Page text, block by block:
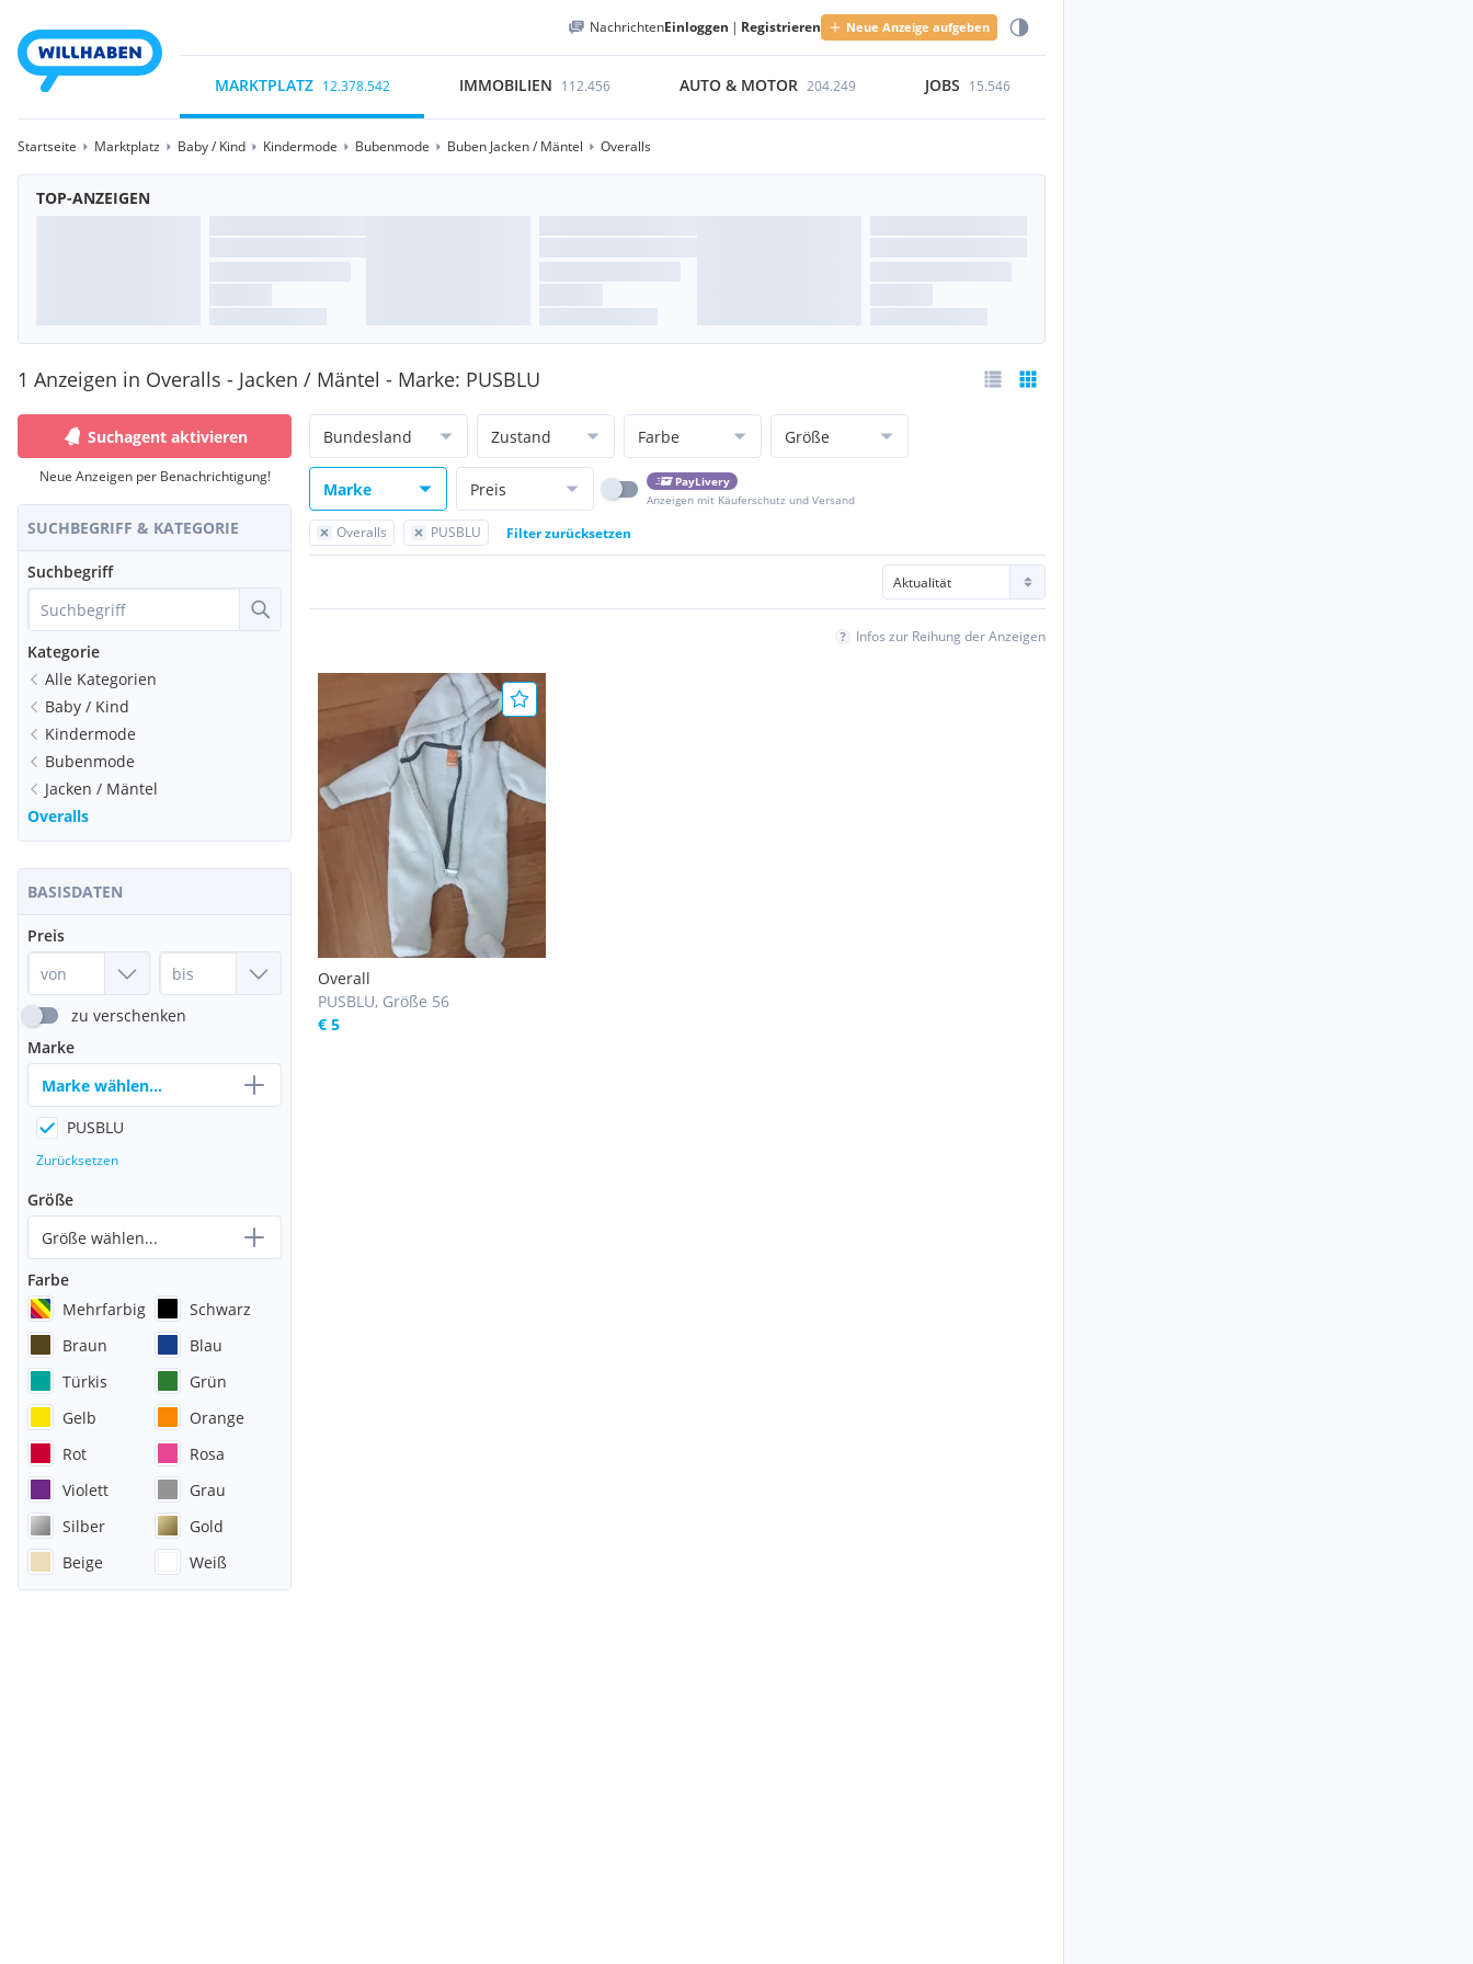
NachrichtenEinloggen | Registrieren Neue Anzeige aufgeben
MARKTPLATZ 12.378.542 IMMOBILIEN 112.456 AUTO & MOTOR 204.249 JOBS 15.546
Startseite Marktplatz Baby / Kind Kindermode Bubenmode Buben Jacken / Mäntel Overalls
TOP-ANZEIGEN
1 Anzeigen in Overalls - Jacken / Mäntel - Marke: PUSBLU
Suchagent aktivieren
Neue Anzeigen per Benachrichtigung!
SUCHBEGRIFF & KATEGORIE
Suchbegriff
Kategorie
Alle Kategorien
Baby / Kind
Kindermode
Bubenmode
Jacken / Mäntel
Overalls
BASISDATEN
Preis
zu verschenken
Marke
Marke wählen...
PUSBLU
Zurücksetzen
Größe
Größe wählen...
Farbe
Mehrfarbig
Schwarz
Braun
Blau
Türkis
Grün
Gelb
Orange
Rot
Rosa
Violett
Grau
Silber
Gold
Beige
Weiß
Bundesland Zustand Farbe Größe
Marke Preis
PayLivery
Anzeigen mit Käuferschutz und Versand
Overalls PUSBLU Filter zurücksetzen
Infos zur Reihung der Anzeigen
Overall
PUSBLU, Größe 56
€ 5